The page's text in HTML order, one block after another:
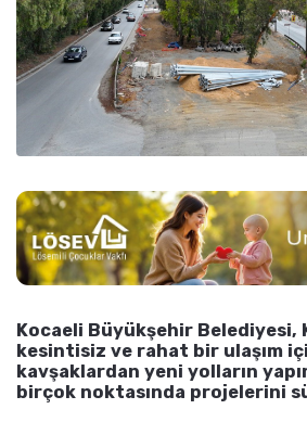
Kocaeli Büyükşehir Belediyesi,
kesintisiz ve rahat bir ulaşım
kavşaklardan yeni yolların
birçok noktasında projelerini